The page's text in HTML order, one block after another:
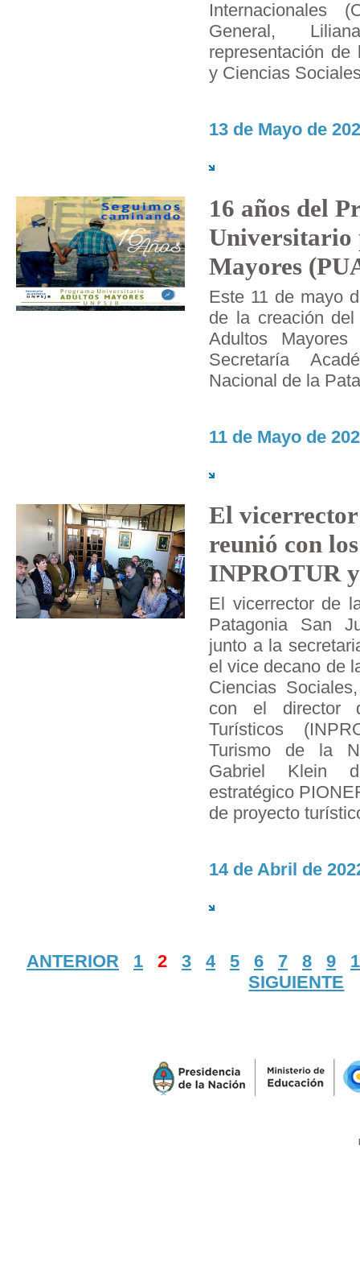
Internacionales
General,
representación
y Ciencias
13 de Mayo de
16 años del
Universitario
Mayores
Este 11 de mayo
de la creación del
Adultos Mayores
Secretaría
Nacional de la
11 de Mayo de
El vicerrector
reunió con
INPROTUR
El vicerrector de
Patagonia San
junto a la
el vice decano de
Ciencias
con el director
Turísticos
Turismo de la
Gabriel Klein
estratégico
de proyecto
14 de Abril de
ANTERIOR 1 2 3 4 5 6 7 8 9
SIGUIENTE